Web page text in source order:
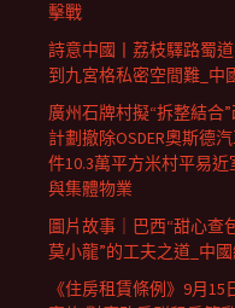
擊戰
詩意中國丨荔枝驛路蜀
到九宮格私密空間難_中
廣州石牌村擬“拆整結合
計劃撤除OSDER奧斯德
件10.3萬平方米村平易近
與集體物業
圖片故事｜巴西“甜心查
莫小龍”的工夫之道_中
《住房租賃條例》9月15